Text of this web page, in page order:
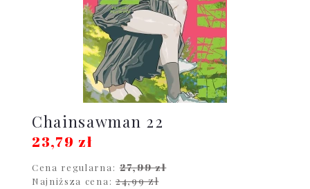
Chainsawman 22
23,79 zł
Cena regularna: 27,99 zł
Najniższa cena: 24,99 zł